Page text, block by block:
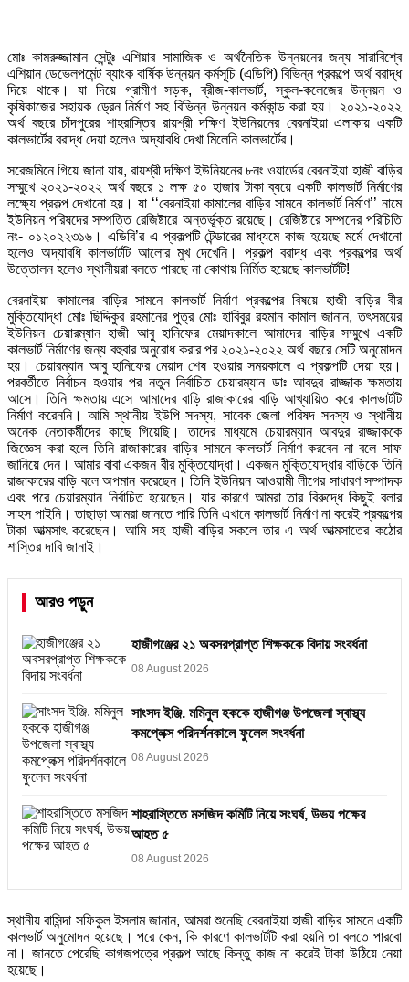
মোঃ কামরুজ্জামান সেন্টুঃ এশিয়ার সামাজিক ও অর্থনৈতিক উন্নয়নের জন্য সারাবিশ্বে
এশিয়ান ডেভেলপমেন্ট ব্যাংক বার্ষিক উন্নয়ন কর্মসূচি (এডিপি) বিভিন্ন প্রকল্পে অর্থ বরাদ্ধ
দিয়ে থাকে। যা দিয়ে গ্রামীণ সড়ক, ব্রীজ-কালভার্ট, স্কুল-কলেজের উন্নয়ন ও
কৃষিকাজের সহায়ক ড্রেন নির্মাণ সহ বিভিন্ন উন্নয়ন কর্মকান্ড করা হয়। ২০২১-২০২২
অর্থ বছরে চাঁদপুরের শাহরাস্তির রায়শ্রী দক্ষিণ ইউনিয়নের বেরনাইয়া এলাকায় একটি
কালভার্টের বরাদ্ধ দেয়া হলেও অদ্যাবধি দেখা মিলেনি কালভার্টের।
সরেজমিনে গিয়ে জানা যায়, রায়শ্রী দক্ষিণ ইউনিয়নের ৮নং ওয়ার্ডের বেরনাইয়া হাজী বাড়ির
সম্মুখে ২০২১-২০২২ অর্থ বছরে ১ লক্ষ ৫০ হাজার টাকা ব্যয়ে একটি কালভার্ট নির্মাণের
লক্ষ্যে প্রকল্প দেখানো হয়। যা ‘‘বেরনাইয়া কামালের বাড়ির সামনে কালভার্ট নির্মাণ’’ নামে
ইউনিয়ন পরিষদের সম্পত্তি রেজিষ্টারে অন্তর্ভূক্ত রয়েছে। রেজিষ্টারে সম্পদের পরিচিতি
নং- ০১২০২২৩১৬। এডিবি’র এ প্রকল্পটি টেন্ডারের মাধ্যমে কাজ হয়েছে মর্মে দেখানো
হলেও অদ্যাবধি কালভার্টটি আলোর মুখ দেখেনি। প্রকল্প বরাদ্ধ এবং প্রকল্পের অর্থ
উত্তোলন হলেও স্থানীয়রা বলতে পারছে না কোথায় নির্মিত হয়েছে কালভার্টটি!
বেরনাইয়া কামালের বাড়ির সামনে কালভার্ট নির্মাণ প্রকল্পের বিষয়ে হাজী বাড়ির বীর
মুক্তিযোদ্ধা মোঃ ছিদ্দিকুর রহমানের পুত্র মোঃ হাবিবুর রহমান কামাল জানান, তৎসময়ের
ইউনিয়ন চেয়ারম্যান হাজী আবু হানিফের মেয়াদকালে আমাদের বাড়ির সম্মুখে একটি
কালভার্ট নির্মাণের জন্য বহুবার অনুরোধ করার পর ২০২১-২০২২ অর্থ বছরে সেটি অনুমোদন
হয়। চেয়ারম্যান আবু হানিফের মেয়াদ শেষ হওয়ার সময়কালে এ প্রকল্পটি দেয়া হয়।
পরবর্তীতে নির্বাচন হওয়ার পর নতুন নির্বাচিত চেয়ারম্যান ডাঃ আবদুর রাজ্জাক ক্ষমতায়
আসে। তিনি ক্ষমতায় এসে আমাদের বাড়ি রাজাকারের বাড়ি আখ্যায়িত করে কালভার্টটি
নির্মাণ করেননি। আমি স্থানীয় ইউপি সদস্য, সাবেক জেলা পরিষদ সদস্য ও স্থানীয়
অনেক নেতাকর্মীদের কাছে গিয়েছি। তাদের মাধ্যমে চেয়ারম্যান আবদুর রাজ্জাককে
জিজ্ঞেস করা হলে তিনি রাজাকারের বাড়ির সামনে কালভার্ট নির্মাণ করবেন না বলে সাফ
জানিয়ে দেন। আমার বাবা একজন বীর মুক্তিযোদ্ধা। একজন মুক্তিযোদ্ধার বাড়িকে তিনি
রাজাকারের বাড়ি বলে অপমান করেছেন। তিনি ইউনিয়ন আওয়ামী লীগের সাধারণ সম্পাদক
এবং পরে চেয়ারম্যান নির্বাচিত হয়েছেন। যার কারণে আমরা তার বিরুদ্ধে কিছুই বলার
সাহস পাইনি। তাছাড়া আমরা জানতে পারি তিনি এখানে কালভার্ট নির্মাণ না করেই প্রকল্পের
টাকা আত্মসাৎ করেছেন। আমি সহ হাজী বাড়ির সকলে তার এ অর্থ আত্মসাতের কঠোর
শাস্তির দাবি জানাই।
আরও পড়ুন
হাজীগঞ্জের ২১ অবসরপ্রাপ্ত শিক্ষককে বিদায় সংবর্ধনা
08 August 2026
সাংসদ ইঞ্জি. মমিনুল হককে হাজীগঞ্জ উপজেলা স্বাস্থ্য
কমপ্লেক্স পরিদর্শনকালে ফুলেল সংবর্ধনা
08 August 2026
শাহরাস্তিতে মসজিদ কমিটি নিয়ে সংঘর্ষ, উভয় পক্ষের
আহত ৫
08 August 2026
স্থানীয় বাসিন্দা সফিকুল ইসলাম জানান, আমরা শুনেছি বেরনাইয়া হাজী বাড়ির সামনে একটি
কালভার্ট অনুমোদন হয়েছে। পরে কেন, কি কারণে কালভার্টটি করা হয়নি তা বলতে পারবো
না। জানতে পেরেছি কাগজপত্রে প্রকল্প আছে কিন্তু কাজ না করেই টাকা উঠিয়ে নেয়া
হয়েছে।